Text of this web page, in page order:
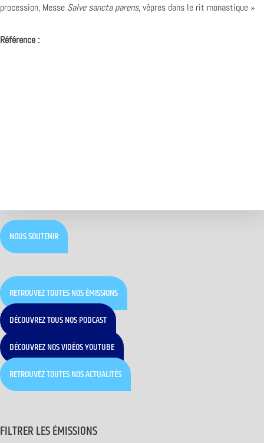
procession, Messe Salve sancta parens, vêpres dans le rit monastique »
Référence :
NOUS SOUTENIR
RETROUVEZ TOUTES NOS ÉMISSIONS
DÉCOUVREZ TOUS NOS PODCAST
DÉCOUVREZ NOS VIDÉOS YOUTUBE
RETROUVEZ TOUTES NOS ACTUALITÉS
FILTRER LES ÉMISSIONS